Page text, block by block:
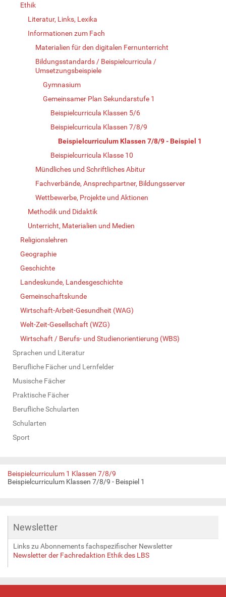
Ethik
Literatur, Links, Lexika
Informationen zum Fach
Materialien für den digitalen Fernunterricht
Bildungsstandards / Beispielcurricula /
Umsetzungsbeispiele
Gymnasium
Gemeinsamer Plan Sekundarstufe 1
Beispielcurricula Klassen 5/6
Beispielcurricula Klassen 7/8/9
Beispielcurriculum Klassen 7/8/9 - Beispiel 1
Beispielcurricula Klasse 10
Mündliches und Schriftliches Abitur
Fachverbände, Ansprechpartner, Bildungsserver
Wettbewerbe, Projekte und Aktionen
Methodik und Didaktik
Unterricht, Materialien und Medien
Religionslehren
Geographie
Geschichte
Landeskunde, Landesgeschichte
Gemeinschaftskunde
Wirtschaft-Arbeit-Gesundheit (WAG)
Welt-Zeit-Gesellschaft (WZG)
Wirtschaft / Berufs- und Studienorientierung (WBS)
Sprachen und Literatur
Berufliche Fächer und Lernfelder
Musische Fächer
Praktische Fächer
Berufliche Schularten
Schularten
Sport
Beispielcurriculum 1 Klassen 7/8/9
Beispielcurriculum Klassen 7/8/9 - Beispiel 1
Newsletter
Links zu Abonnements fachspezifischer Newsletter
Newsletter der Fachredaktion Ethik des LBS